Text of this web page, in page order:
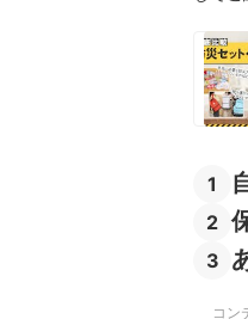
1
2
3
コン